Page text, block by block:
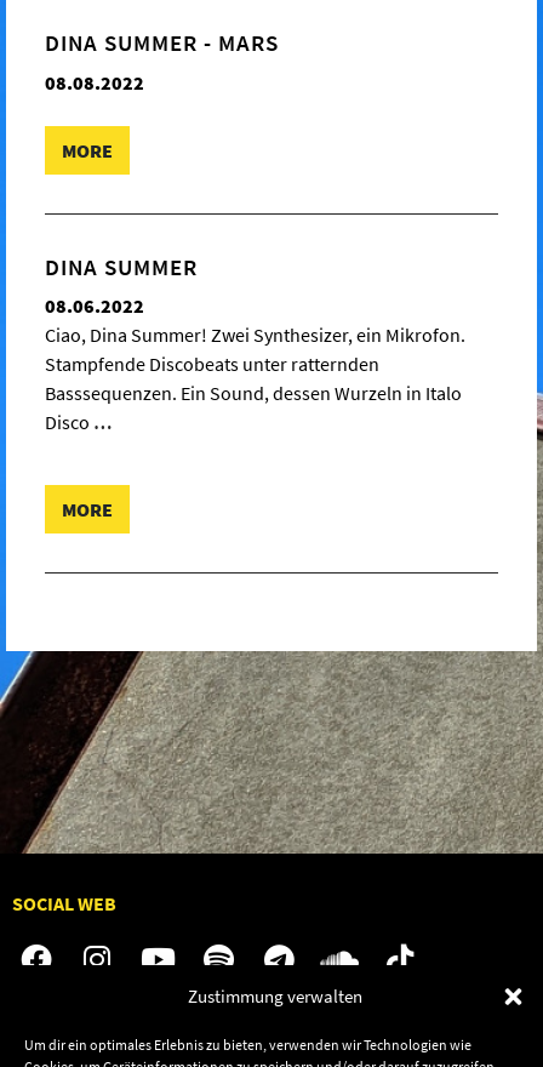
Zustimmung verwalten
Um dir ein optimales Erlebnis zu bieten, verwenden wir Technologien wie
DINA SUMMER - MARS
08.08.2022
MORE
DINA SUMMER
08.06.2022
Ciao, Dina Summer! Zwei Synthesizer, ein Mikrofon.
Stampfende Discobeats unter ratternden
Basssequenzen. Ein Sound, dessen Wurzeln in Italo
Disco …
MORE
SOCIAL WEB
Audiolith
Jobs